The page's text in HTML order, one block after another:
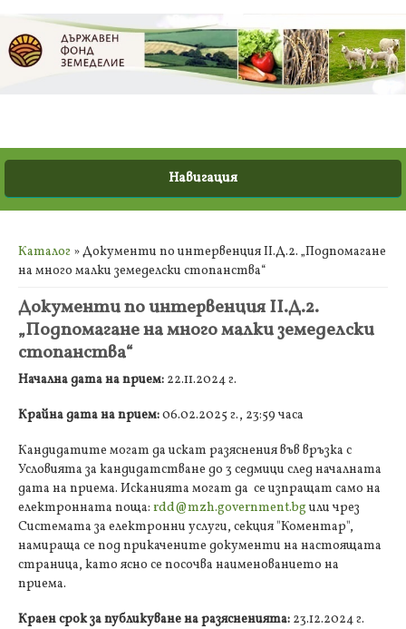
Вие сте тук
Каталог » Документи по интервенция II.Д.2. „Подпомагане
на много малки земеделски стопанства“
Документи по интервенция II.Д.2.
„Подпомагане на много малки земеделски
стопанства“
Начална дата на прием: 22.11.2024 г.
Крайна дата на прием:06.02.2025 г., 23:59 часа
Кандидатите могат да искат разяснения във връзка с
Условията за кандидатстване до 3 седмици след началната
дата на приема. Исканията могат да се изпращат само на
електронната поща: rdd@mzh.government.bgили чрез
Системата за електронни услуги, секция "Коментар",
намираща се под прикачените документи на настоящата
страница, като ясно се посочва наименованието на
приема.
Краен срок за публикуване на разясненията: 23.12.2024 г.